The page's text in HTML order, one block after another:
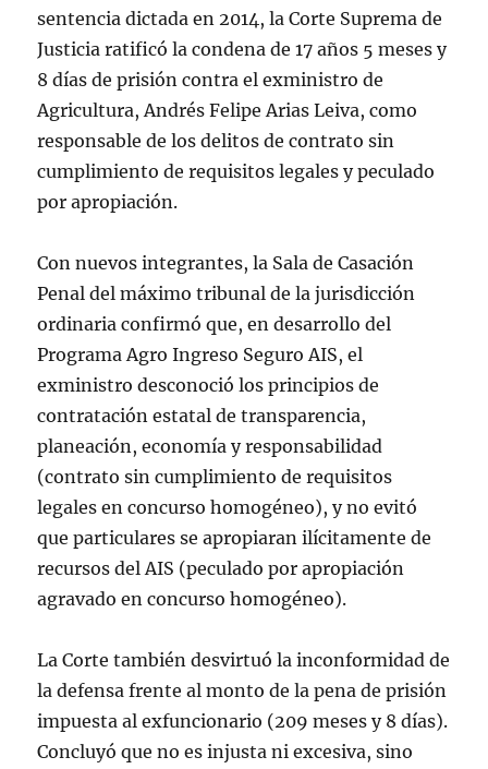
sentencia dictada en 2014, la Corte Suprema de
Justicia ratificó la condena de 17 años 5 meses y
8 días de prisión contra el exministro de
Agricultura, Andrés Felipe Arias Leiva, como
responsable de los delitos de contrato sin
cumplimiento de requisitos legales y peculado
por apropiación.
Con nuevos integrantes, la Sala de Casación
Penal del máximo tribunal de la jurisdicción
ordinaria confirmó que, en desarrollo del
Programa Agro Ingreso Seguro AIS, el
exministro desconoció los principios de
contratación estatal de transparencia,
planeación, economía y responsabilidad
(contrato sin cumplimiento de requisitos
legales en concurso homogéneo), y no evitó
que particulares se apropiaran ilícitamente de
recursos del AIS (peculado por apropiación
agravado en concurso homogéneo).
La Corte también desvirtuó la inconformidad de
la defensa frente al monto de la pena de prisión
impuesta al exfuncionario (209 meses y 8 días).
Concluyó que no es injusta ni excesiva, sino